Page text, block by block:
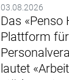
03.08.2026
Das «Penso
Plattform
lautet